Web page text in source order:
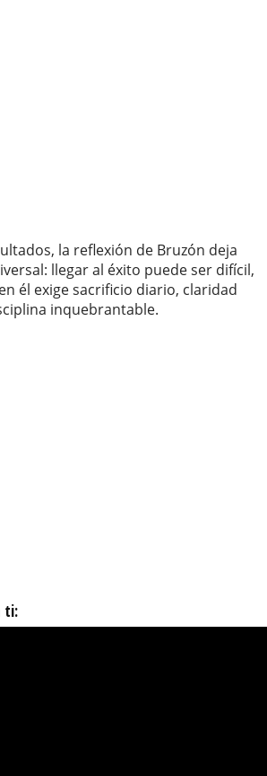
la reflexión de Bruzón deja
llegar al éxito puede ser difícil,
él exige sacrificio diario, claridad
inquebrantable.
ti: